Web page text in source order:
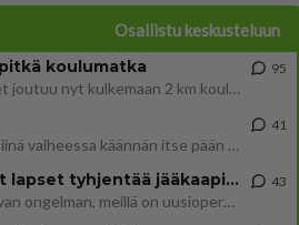
Osallistu keskusteluun
koulumatka
Hesarissa päivitellään lapset joutuu nyt kulkemaan 2 km kouluun jösses. Ruostefillarilla tuo matka menee vaikka miten äk
95
Mutta mies vain tuijottaa, siinä vaiheessa käännän itse pään pois. Mikä juttu? Yleensä jos joku tuijottaa tai katsoo, hä
41
Uusioperheen aikuiset lapset tyhjentää jääkaapin käydessään
Miten selvittäisitte seuraavan ongelman, meillä on uusioperhe, minulla teini-ikäiset lapset ja puolisolla aikuiset, jotk
43